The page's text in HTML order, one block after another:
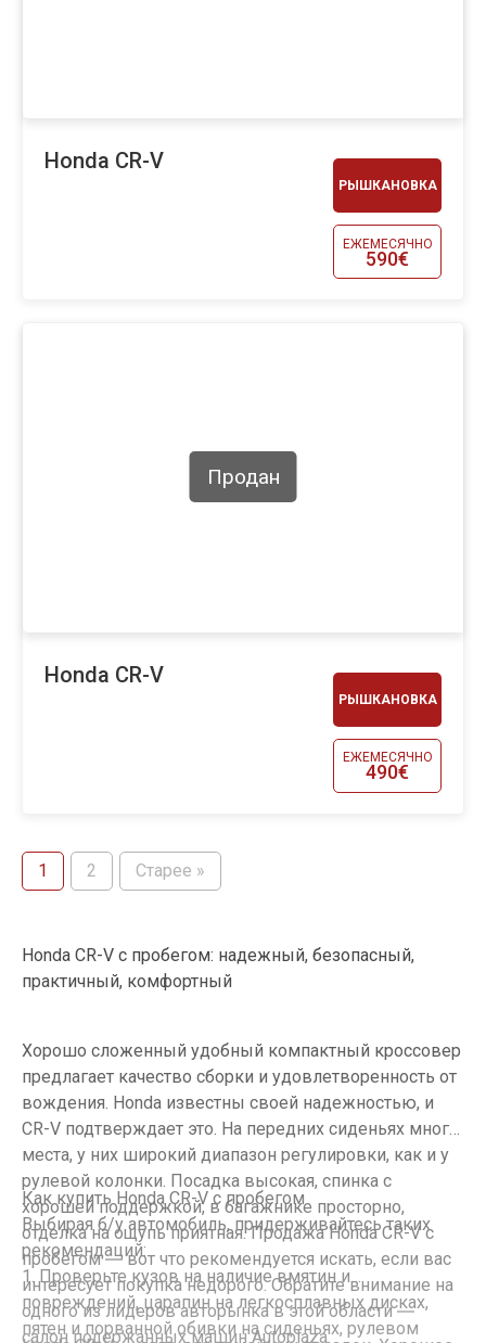
РЫШКАНОВКА
ЕЖЕМЕСЯЧНО
590€
Honda CR-V
РЫШКАНОВКА
ЕЖЕМЕСЯЧНО
490€
Продан
Honda CR-V
1 2 Старее »
Honda CR-V с пробегом: надежный, безопасный,
практичный, комфортный
Хорошо сложенный удобный компактный кроссовер
предлагает качество сборки и удовлетворенность от
вождения. Honda известны своей надежностью, и
CR-V подтверждает это. На передних сиденьях много
места, у них широкий диапазон регулировки, как и у
рулевой колонки. Посадка высокая, спинка с
хорошей поддержкой, в багажнике просторно,
отделка на ощупь приятная. Продажа Honda CR-V с
пробегом ― вот что рекомендуется искать, если вас
интересует покупка недорого. Обратите внимание на
одного из лидеров авторынка в этой области ―
салон подержанных машин Autoplaza.
Как купить Honda CR-V с пробегом
Выбирая б/у автомобиль, придерживайтесь таких
рекомендаций:
1. Проверьте кузов на наличие вмятин и
повреждений, царапин на легкосплавных дисках,
пятен и порванной обивки на сиденьях, рулевом